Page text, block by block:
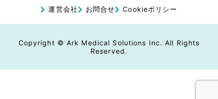
運営会社 お問合せ Cookieポリシー
Copyright © Ark Medical Solutions Inc. All Rights
Reserved.